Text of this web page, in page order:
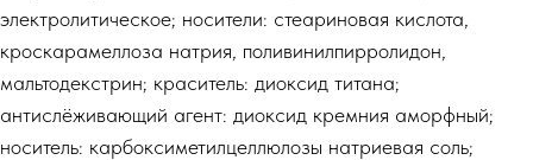
электролитическое; носители: стеариновая кислота,
кроскарамеллоза натрия, поливинилпирролидон,
мальтодекстрин; краситель: диоксид титана;
антислёживающий агент: диоксид кремния аморфный;
носитель: карбоксиметилцеллюлозы натриевая соль;